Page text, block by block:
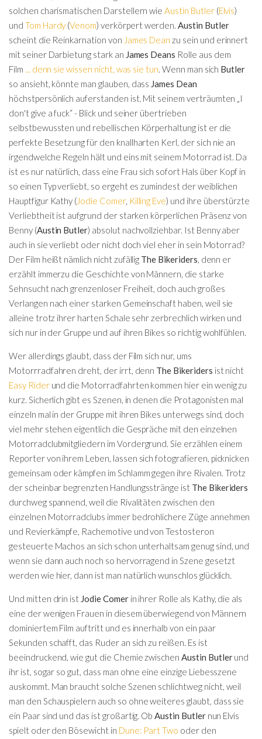
solchen charismatischen Darstellern wieAustin Butler(Elvis)
und Tom Hardy (Venom) verkörpert werden.Austin Butler
scheint die Reinkarnation von James Deanzu sein und erinnert
mit seiner Darbietung stark an James Deans Rolle aus dem
Film ... denn sie wissen nicht, was sie tun. Wenn man sich Butler
so ansieht, könnte man glauben, dass James Dean
höchstpersönlich auferstanden ist. Mit seinem verträumten „I
don't give a fuck“ - Blick und seiner übertrieben
selbstbewussten und rebellischen Körperhaltung ist er die
perfekte Besetzung für den knallharten Kerl, der sich nie an
irgendwelche Regeln hält und eins mit seinem Motorrad ist. Da
ist es nur natürlich, dass eine Frau sich sofort Hals über Kopf in
so einen Typ verliebt, so ergeht es zumindest der weiblichen
Hauptfigur Kathy (Jodie Comer, Killing Eve) und ihre überstürzte
Verliebtheit ist aufgrund der starken körperlichen Präsenz von
Benny (Austin Butler) absolut nachvollziehbar. Ist Benny aber
auch in sie verliebt oder nicht doch viel eher in sein Motorrad?
Der Film heißt nämlich nicht zufällig The Bikeriders, denn er
erzählt immerzu die Geschichte von Männern, die starke
Sehnsucht nach grenzenloser Freiheit, doch auch großes
Verlangen nach einer starken Gemeinschaft haben, weil sie
alleine trotz ihrer harten Schale sehr zerbrechlich wirken und
sich nur in der Gruppe und auf ihren Bikes so richtig wohlfühlen.
Wer allerdings glaubt, dass der Film sich nur, ums
Motorrradfahren dreht, der irrt, denn The Bikeriders ist nicht
Easy Riderund die Motorradfahrten kommen hier ein wenig zu
kurz. Sicherlich gibt es Szenen, in denen die Protagonisten mal
einzeln mal in der Gruppe mit ihren Bikes unterwegs sind, doch
viel mehr stehen eigentlich die Gespräche mit den einzelnen
Motorradclubmitgliedern im Vordergrund. Sie erzählen einem
Reporter von ihrem Leben, lassen sich fotografieren, picknicken
gemeinsam oder kämpfen im Schlamm gegen ihre Rivalen. Trotz
der scheinbar begrenzten Handlungsstränge ist The Bikeriders
durchweg spannend, weil die Rivalitäten zwischen den
einzelnen Motorradclubs immer bedrohlichere Züge annehmen
und Revierkämpfe, Rachemotive und von Testosteron
gesteuerte Machos an sich schon unterhaltsam genug sind, und
wenn sie dann auch noch so hervorragend in Szene gesetzt
werden wie hier, dann ist man natürlich wunschlos glücklich.
Und mitten drin ist Jodie Comerin ihrer Rolle als Kathy, die als
eine der wenigen Frauen in diesem überwiegend von Männern
dominiertem Film auftritt und es innerhalb von ein paar
Sekunden schafft, das Ruder an sich zu reißen. Es ist
beeindruckend, wie gut die Chemie zwischenAustin Butlerund
ihr ist, sogar so gut, dass man ohne eine einzige Liebesszene
auskommt. Man braucht solche Szenen schlichtweg nicht, weil
man den Schauspielern auch so ohne weiteres glaubt, dass sie
ein Paar sind und das ist großartig. ObAustin Butlernun Elvis
spielt oder den Bösewicht in Dune: Part Two oder den